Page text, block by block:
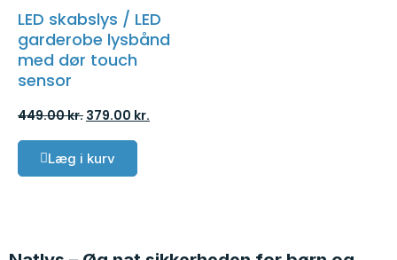
LED skabslys / LED
garderobe lysbånd
med dør touch
sensor
449.00kr. 379.00 kr.
Læg i kurv